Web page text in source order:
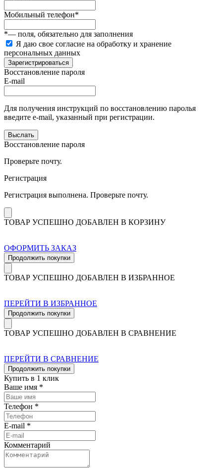
Мобильный телефон*
*— поля, обязательно для заполнения
Я даю свое согласие на обработку и хранение
персональных данных
Зарегистрироваться
Восстановление пароля
E-mail
Для получения инструкций по восстановлению паролья
введите e-mail, указанный при регистрации.
Выслать
Восстановление пароля
Проверьте почту.
Регистрация
Регистрация выполнена. Проверьте почту.
ТОВАР УСПЕШНО ДОБАВЛЕН В КОРЗИНУ
ОФОРМИТЬ ЗАКАЗ
Продолжить покупки
ТОВАР УСПЕШНО ДОБАВЛЕН В ИЗБРАННОЕ
ПЕРЕЙТИ В ИЗБРАННОЕ
Продолжить покупки
ТОВАР УСПЕШНО ДОБАВЛЕН В СРАВНЕНИЕ
ПЕРЕЙТИ В СРАВНЕНИЕ
Продолжить покупки
Купить в 1 клик
Ваше имя *
Телефон *
E-mail *
Комментарий